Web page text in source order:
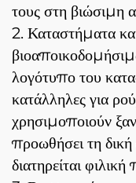
τους στη βιώσιμη
2. Καταστήματα
λογότυπο του
κατάλληλες για
χρησιμοποιούν
προωθήσει τη
διατηρείται